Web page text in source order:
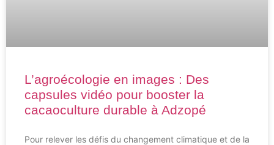
L’agroécologie en images : Des
capsules vidéo pour booster la
cacaoculture durable à Adzopé
Pour relever les défis du changement climatique et de la